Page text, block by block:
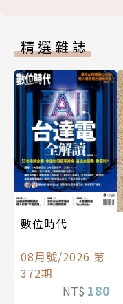
精選雜誌
數位時代
08月號/2026 第
372期
NT$ 180